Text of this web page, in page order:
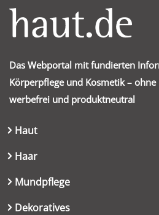
Das Webportal mit fundierten
Körperpflege und Kosmetik –
werbefrei und produktneutral
Haut
Haar
Mundpflege
Dekoratives